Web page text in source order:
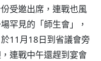
受邀出席，連戰也風
罕見的「師生會」，
11月18日到省議會旁
連戰中午還趕到宴會